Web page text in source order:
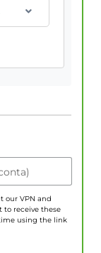
our VPN and
to receive these
using the link